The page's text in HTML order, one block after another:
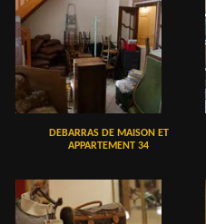
DEBARRAS DE MAISON ET
APPARTEMENT 34